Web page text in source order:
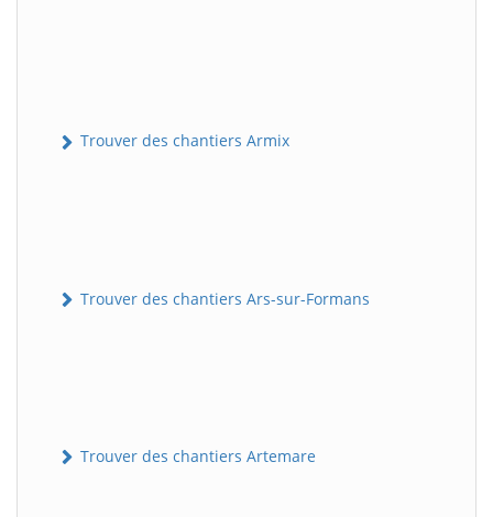
Trouver des chantiers Armix
Trouver des chantiers Ars-sur-Formans
Trouver des chantiers Artemare